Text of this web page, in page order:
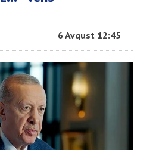
6 Avqust 12:45